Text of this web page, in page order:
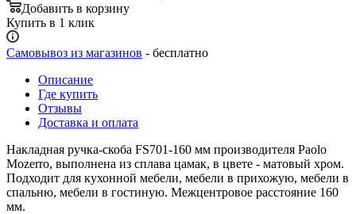
Добавить в корзину
Купить в 1 клик
Самовывоз из магазинов - бесплатно
Описание
Где купить
Отзывы
Доставка и оплата
Накладная ручка-скоба FS701-160 мм производителя Paolo
Mozerro, выполнена из сплава цамак, в цвете - матовый хром.
Подходит для кухонной мебели, мебели в прихожую, мебели в
спальню, мебели в гостиную. Межцентровое расстояние 160
мм.